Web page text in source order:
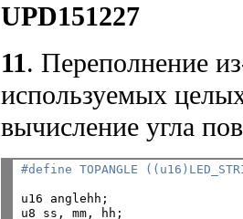
UPD151227
11. Переполнение
используемых
вычисление угла
#define TOPANGLE
u16 anglehh;